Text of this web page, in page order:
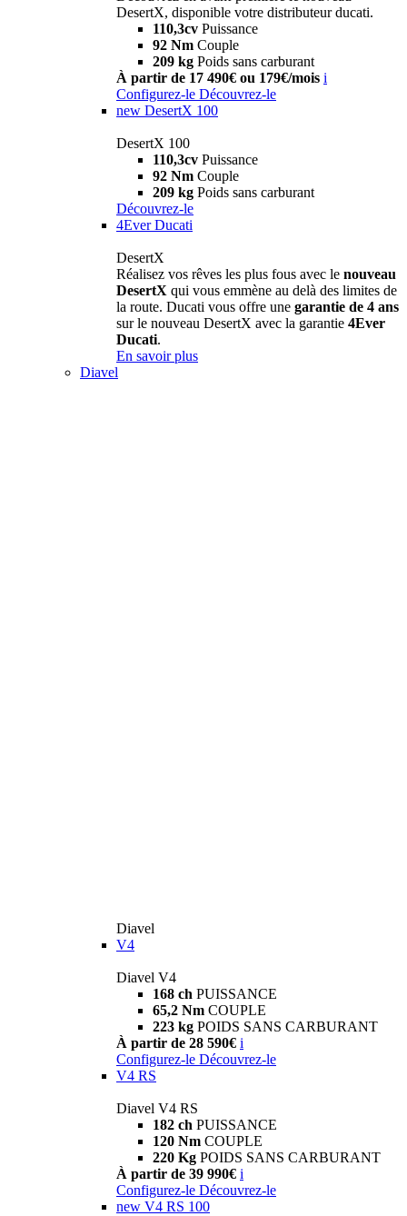
DesertX, disponible votre distributeur ducati.
110,3cv Puissance
92 Nm Couple
209 kg Poids sans carburant
À partir de 17 490€ ou 179€/mois i
Configurez-le Découvrez-le
new DesertX 100
DesertX 100
110,3cv Puissance
92 Nm Couple
209 kg Poids sans carburant
Découvrez-le
4Ever Ducati
DesertX
Réalisez vos rêves les plus fous avec le nouveau
DesertX qui vous emmène au delà des limites de
la route. Ducati vous offre une garantie de 4 ans
sur le nouveau DesertX avec la garantie 4Ever
Ducati.
En savoir plus
Diavel
Diavel
V4
Diavel V4
168 ch PUISSANCE
65,2 Nm COUPLE
223 kg POIDS SANS CARBURANT
À partir de 28 590€ i
Configurez-le Découvrez-le
V4 RS
Diavel V4 RS
182 ch PUISSANCE
120 Nm COUPLE
220 Kg POIDS SANS CARBURANT
À partir de 39 990€ i
Configurez-le Découvrez-le
new V4 RS 100